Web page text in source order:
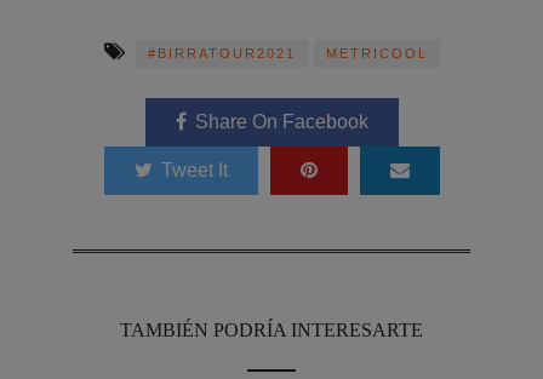
#BIRRATOUR2021 METRICOOL
Share On Facebook
Tweet It
TAMBIÉN PODRÍA INTERESARTE